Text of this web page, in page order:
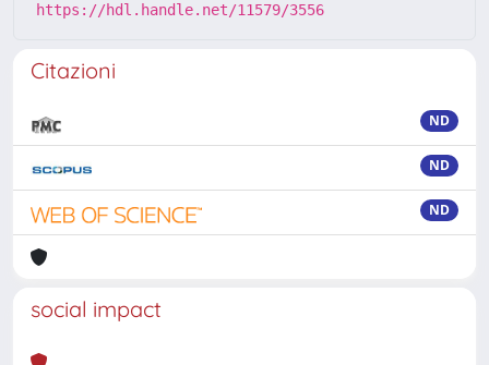
https://hdl.handle.net/11579/3556
Citazioni
ND
ND
ND
social impact